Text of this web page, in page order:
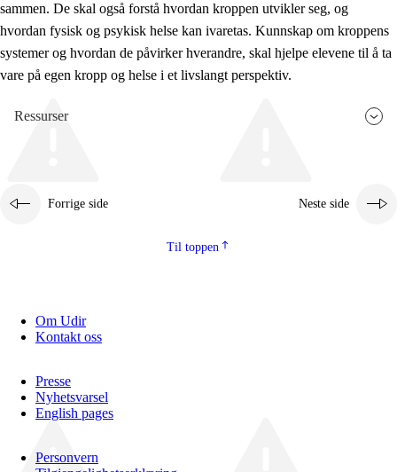
sammen. De skal også forstå hvordan kroppen utvikler seg, og
hvordan fysisk og psykisk helse kan ivaretas. Kunnskap om kroppens
systemer og hvordan de påvirker hverandre, skal hjelpe elevene til å ta
vare på egen kropp og helse i et livslangt perspektiv.
Ressurser
Forrige side Neste side
Til toppen
Om Udir
Kontakt oss
Presse
Nyhetsvarsel
English pages
Personvern